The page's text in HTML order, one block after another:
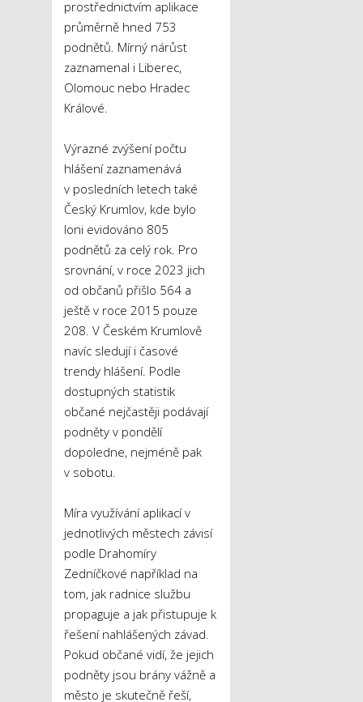
prostřednictvím aplikace
průměrně hned 753
podnětů. Mírný nárůst
zaznamenal i Liberec,
Olomouc nebo Hradec
Králové.
Výrazné zvýšení počtu
hlášení zaznamenává
v posledních letech také
Český Krumlov, kde bylo
loni evidováno 805
podnětů za celý rok. Pro
srovnání, v roce 2023 jich
od občanů přišlo 564 a
ještě v roce 2015 pouze
208. V Českém Krumlově
navíc sledují i časové
trendy hlášení. Podle
dostupných statistik
občané nejčastěji podávají
podněty v pondělí
dopoledne, nejméně pak
v sobotu.
Míra využívání aplikací v
jednotlivých městech závisí
podle Drahomíry
Zedníčkové například na
tom, jak radnice službu
propaguje a jak přistupuje k
řešení nahlášených závad.
Pokud občané vidí, že jejich
podněty jsou brány vážně a
město je skutečně řeší,